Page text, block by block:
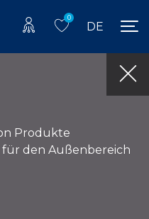
0
DE
Produkte
den Außenbereich